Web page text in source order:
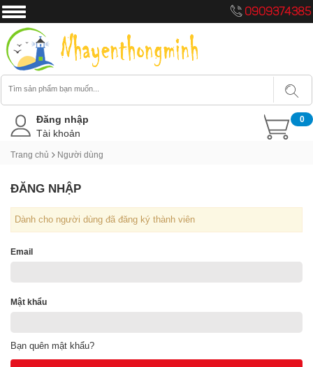
0909374385
0
Đăng nhập
Tài khoản
Trang chủ Người dùng
ĐĂNG NHẬP
Dành cho người dùng đã đăng ký thành viên
Email
Mật khẩu
Bạn quên mật khẩu?